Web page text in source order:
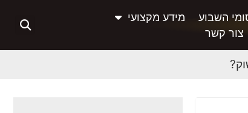
השבוע
מידע מקצועי
צור קשר